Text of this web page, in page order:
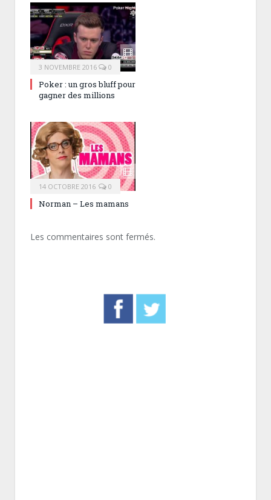
3 NOVEMBRE 2016 0
Poker : un gros bluff pour
gagner des millions
14 OCTOBRE 2016 0
Norman – Les mamans
Les commentaires sont fermés.